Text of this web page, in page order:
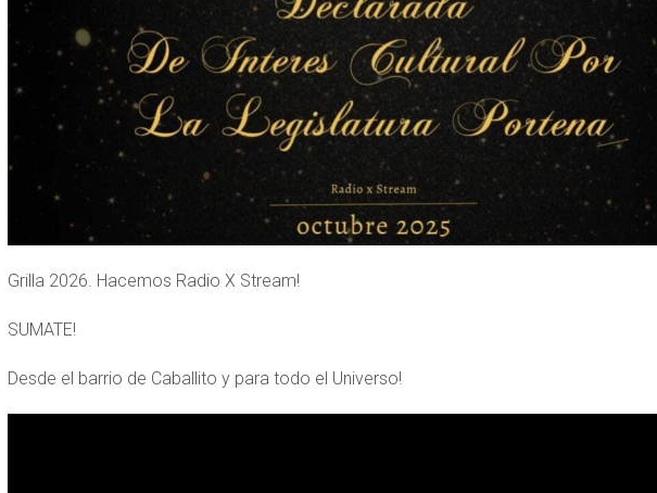
Grilla 2026. Hacemos Radio X Stream!
SUMATE!
Desde el barrio de Caballito y para todo el Universo!